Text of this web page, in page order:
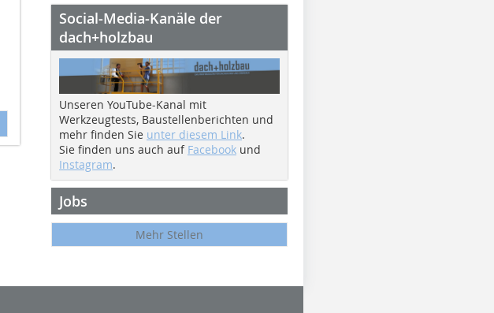
Social-Media-Kanäle der
dach+holzbau
Unseren YouTube-Kanal mit
Werkzeugtests, Baustellenberichten und
mehr finden Sie unter diesem Link.
Sie finden uns auch auf Facebook und
Instagram.
Jobs
Mehr Stellen